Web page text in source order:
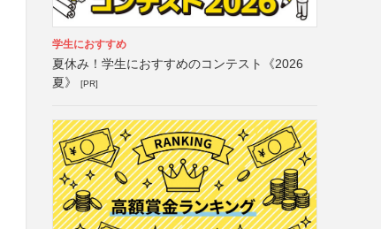
学生におすすめ
夏休み！学生におすすめのコンテスト《2026
夏》
[PR]